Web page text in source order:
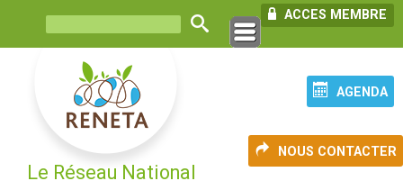
ACCES MEMBRE
AGENDA
NOUS CONTACTER
Le Réseau National